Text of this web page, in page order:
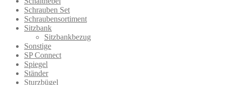
Schrauben Set
Schraubensortiment
Sitzbank
Sitzbankbezug
Sonstige
SP Connect
Spiegel
Ständer
Sturzbügel